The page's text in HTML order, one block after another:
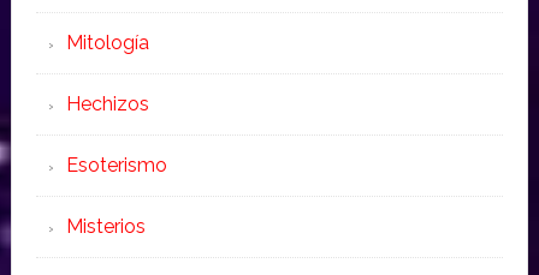
Mitología
Hechizos
Esoterismo
Misterios